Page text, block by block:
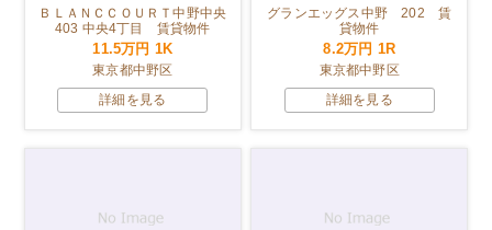
ＢＬＡＮＣＣＯＵＲＴ中野中央
403 中央4丁目 賃貸物件
11.5万円 1K
東京都中野区
詳細を見る
グランエッグス中野 202 賃
貸物件
8.2万円 1R
東京都中野区
詳細を見る